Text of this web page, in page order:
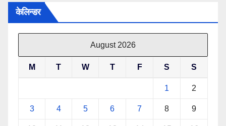
केलिन्डर
August 2026
M T W T F S S
1 2
3 4 5 6 7 8 9